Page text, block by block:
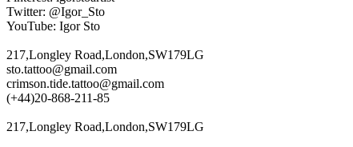
Twitter: @Igor_Sto
YouTube: Igor Sto
217,Longley Road,London,SW179LG
sto.tattoo@gmail.com
crimson.tide.tattoo@gmail.com
(+44)20-868-211-85
217,Longley Road,London,SW179LG